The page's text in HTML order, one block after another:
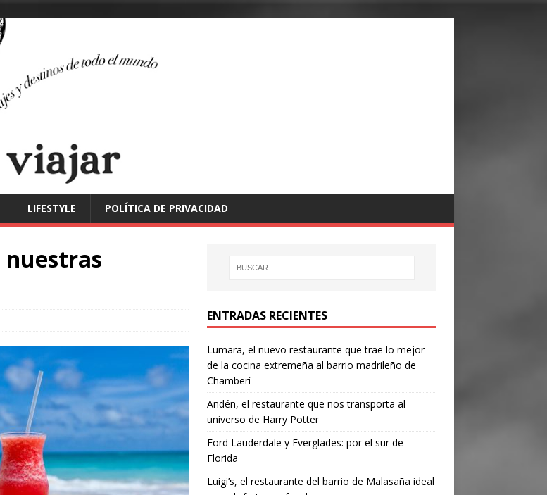
LIFESTYLE POLÍTICA DE PRIVACIDAD
nuestras
ENTRADAS RECIENTES
Lumara, el nuevo restaurante que trae lo mejor
de la cocina extremeña al barrio madrileño de
Chamberí
Andén, el restaurante que nos transporta al
universo de Harry Potter
Ford Lauderdale y Everglades: por el sur de
Florida
Luigi’s, el restaurante del barrio de Malasaña ideal